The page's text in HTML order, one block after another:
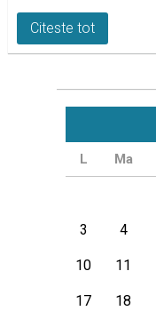
Citeste tot
L Ma
3 4
10 11
17 18